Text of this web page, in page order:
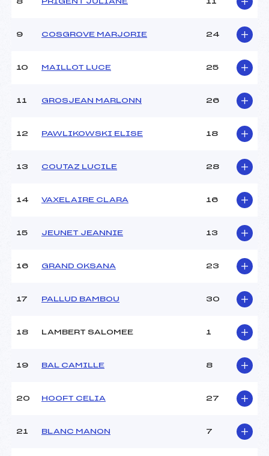
8 PRIGENT JULIANE 11
9 COSGROVE MARJORIE 24
10 MAILLOT LUCE 25
11 GROSJEAN MARLONN 26
12 PAWLIKOWSKI ELISE 18
13 COUTAZ LUCILE 28
14 VAXELAIRE CLARA 16
15 JEUNET JEANNIE 13
16 GRAND OKSANA 23
17 PALLUD BAMBOU 30
18 LAMBERT SALOMEE 1
19 BAL CAMILLE 8
20 HOOFT CELIA 27
21 BLANC MANON 7